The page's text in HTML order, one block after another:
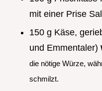
mit einer Prise
150 g Käse,
und Emmentaler)
die nötige Würze,
schmilzt.